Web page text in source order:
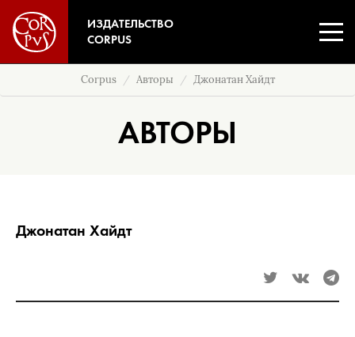
ИЗДАТЕЛЬСТВО
CORPUS
Corpus Авторы Джонатан Хайдт
АВТОРЫ
Джонатан Хайдт